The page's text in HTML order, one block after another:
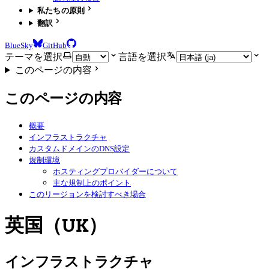
私たちの原則
翻訳
BlueSky GitHub
テーマを選択
言語を選択
このページの内容
このページの内容
概要
インフラストラクチャ
カスタムドメインのDNS設定
規制環境
ホスティングプロバイダーについて
主な規制上のポイント
このリージョンを検討すべき場合
英国（UK）
インフラストラクチャ